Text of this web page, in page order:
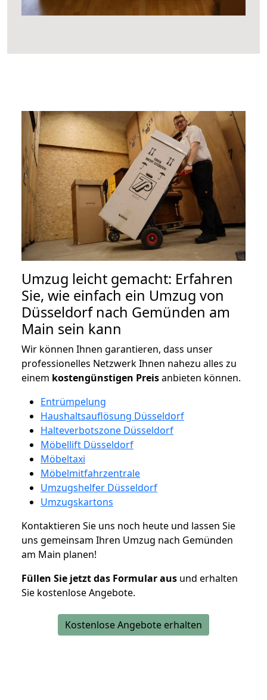
Umzug leicht gemacht: Erfahren
Sie, wie einfach ein Umzug von
Düsseldorf nach Gemünden am
Main sein kann
Wir können Ihnen garantieren, dass unser
professionelles Netzwerk Ihnen nahezu alles zu
einem kostengünstigen Preisanbieten können.
Entrümpelung
Haushaltsauflösung Düsseldorf
Halteverbotszone Düsseldorf
Möbellift Düsseldorf
Möbeltaxi
Möbelmitfahrzentrale
Umzugshelfer Düsseldorf
Umzugskartons
Kontaktieren Sie uns noch heute und lassen Sie
uns gemeinsam Ihren Umzug nach Gemünden
am Main planen!
Füllen Sie jetzt das Formular aus und erhalten
Sie kostenlose Angebote.
Kostenlose Angebote erhalten